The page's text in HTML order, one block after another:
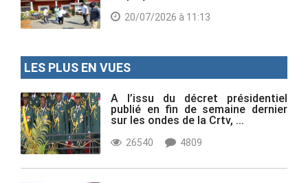
20/07/2026 à 11:13
LES PLUS EN VUES
A l’issu du décret présidentiel
publié en fin de semaine dernier
sur les ondes de la Crtv, ...
26540 4809